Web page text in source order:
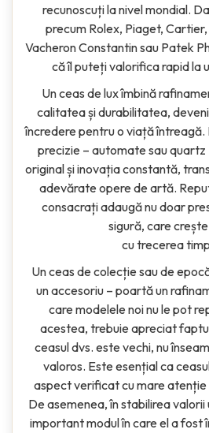
recunoscuți la nivel mondial.
precum Rolex, Piaget,
Vacheron Constantin sau Patek
că îl puteți valorifica rapid la
Un ceas de lux îmbină
calitatea și durabilitatea,
încredere pentru o viață întreagă.
precizie – automate sau quartz
original și inovația constantă,
adevărate opere de artă.
consacrați adaugă nu doar
sigură, care
cu trecerea
Un ceas de colecție sau de
un accesoriu – poartă un
care modelele noi nu le pot
acestea, trebuie apreciat
ceasul dvs. este vechi, nu
valoros. Este esențial ca
aspect verificat cu mare
De asemenea, în stabilirea
important modul în care el a fost